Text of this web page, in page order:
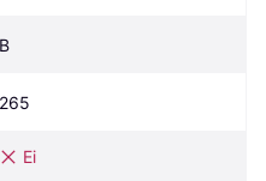
B
265
Ei